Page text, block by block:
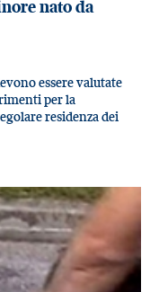
nato da
essere valutate
per la
residenza dei